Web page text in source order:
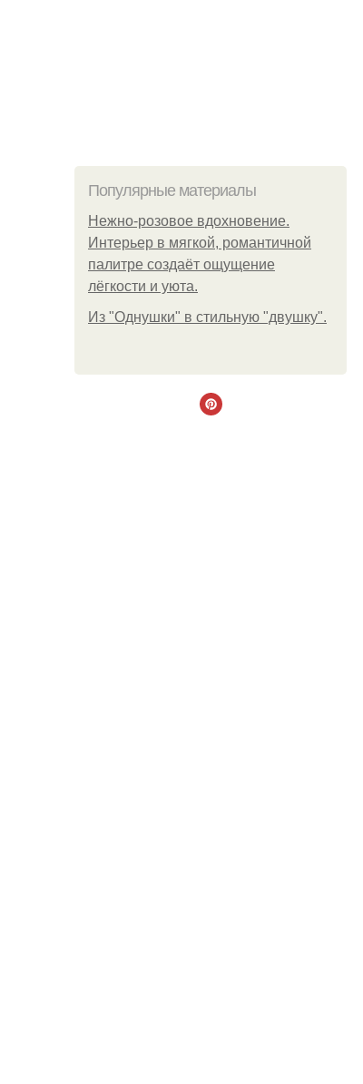
Популярные материалы
Нежно-розовое вдохновение.
Интерьер в мягкой, романтичной
палитре создаёт ощущение
лёгкости и уюта.
Из "Однушки" в стильную "двушку".